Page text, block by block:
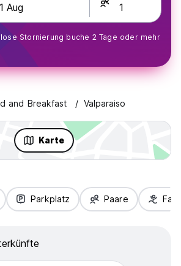
Stornierung buche 2 Tage oder mehr
and Breakfast Valparaiso
Karte
Parkplatz Paare